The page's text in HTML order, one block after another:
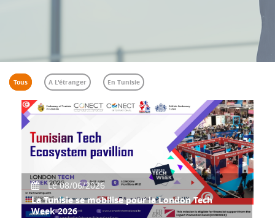
Tous A L'étranger En Tunisie
Le 08/06/2026
La Tunisie se mobilise pour la London Tech
Week 2026